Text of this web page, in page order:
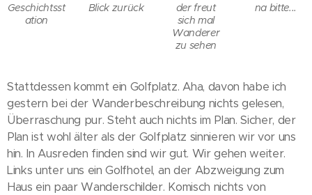
Geschichtsst
ation
Blick zurück
der freut
sich mal
Wanderer
zu sehen
na bitte...
Stattdessen kommt ein Golfplatz. Aha, davon habe ich
gestern bei der Wanderbeschreibung nichts gelesen,
Überraschung pur. Steht auch nichts im Plan. Sicher, der
Plan ist wohl älter als der Golfplatz sinnieren wir vor uns
hin. In Ausreden finden sind wir gut. Wir gehen weiter.
Links unter uns ein Golfhotel, an der Abzweigung zum
Haus ein paar Wanderschilder. Komisch nichts von